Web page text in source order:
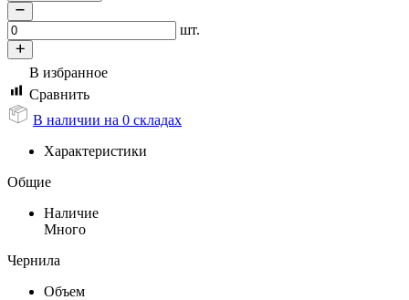
шт.
В избранное
Сравнить
В наличии на 0 складах
Характеристики
Общие
Наличие
Много
Чернила
Объем